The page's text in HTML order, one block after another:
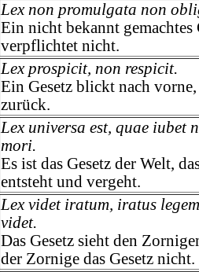
Lex non promulgata non
Ein nicht bekannt gemachtes
verpflichtet nicht.
Lex prospicit, non respicit.
Ein Gesetz blickt nach
zurück.
Lex universa est, quae iubet
mori.
Es ist das Gesetz der Welt,
entsteht und vergeht.
Lex videt iratum, iratus
videt.
Das Gesetz sieht den
der Zornige das Gesetz nicht.